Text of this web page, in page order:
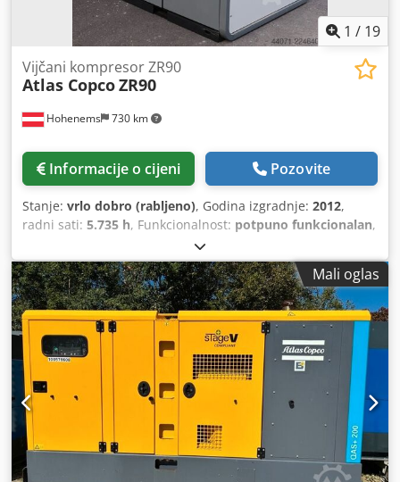
1 / 19
Hohenems 730 km
Vijčani kompresor ZR90
Atlas CopcoZR90
Informacije o cijeni Pozovite
Stanje: vrlo dobro (rabljeno), Godina izgradnje: 2012,
radni sati: 5.735 h, Funkcionalnost: potpuno funkcionalan,
Mali oglas